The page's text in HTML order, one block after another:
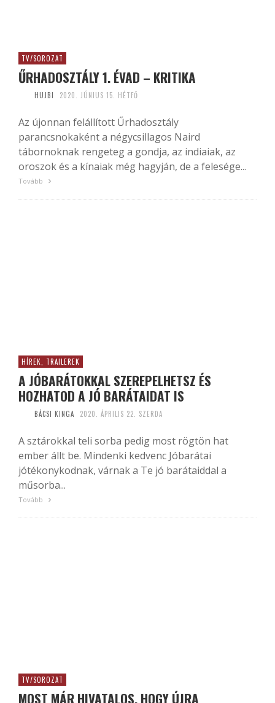
TV/SOROZAT
ŰRHADOSZTÁLY 1. ÉVAD – KRITIKA
HUJBI 2020. JÚNIUS 15. HÉTFŐ
Az újonnan felállított Űrhadosztály
parancsnokaként a négycsillagos Naird
tábornoknak rengeteg a gondja, az indiaiak, az
oroszok és a kínaiak még hagyján, de a felesége...
Tovább
HÍREK, TRAILEREK
A JÓBARÁTOKKAL SZEREPELHETSZ ÉS
HOZHATOD A JÓ BARÁTAIDAT IS
BÁCSI KINGA 2020. ÁPRILIS 22. SZERDA
A sztárokkal teli sorba pedig most rögtön hat
ember állt be. Mindenki kedvenc Jóbarátai
jótékonykodnak, várnak a Te jó barátaiddal a
műsorba...
Tovább
TV/SOROZAT
MOST MÁR HIVATALOS, HOGY ÚJRA